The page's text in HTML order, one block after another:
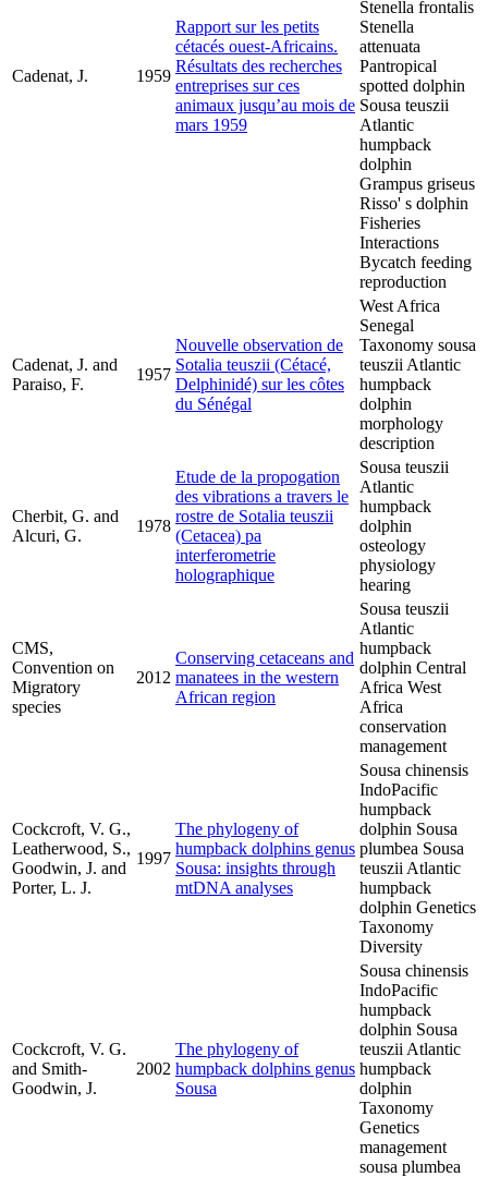
Cadenat, J. 1959
Rapport sur les petits
cétacés ouest-Africains.
Résultats des recherches
entreprises sur ces
animaux jusqu’au mois de
mars 1959
Stenella frontalis
Stenella
attenuata
Pantropical
spotted dolphin
Sousa teuszii
Atlantic
humpback
dolphin
Grampus griseus
Risso' s dolphin
Fisheries
Interactions
Bycatch feeding
reproduction
Cadenat, J. and
Paraiso, F.
1957
Nouvelle observation de
Sotalia teuszii (Cétacé,
Delphinidé) sur les côtes
du Sénégal
West Africa
Senegal
Taxonomy sousa
teuszii Atlantic
humpback
dolphin
morphology
description
Cherbit, G. and
Alcuri, G.
1978
Etude de la propogation
des vibrations a travers le
rostre de Sotalia teuszii
(Cetacea) pa
interferometrie
holographique
Sousa teuszii
Atlantic
humpback
dolphin
osteology
physiology
hearing
CMS,
Convention on
Migratory
species
2012
Conserving cetaceans and
manatees in the western
African region
Sousa teuszii
Atlantic
humpback
dolphin Central
Africa West
Africa
conservation
management
Cockcroft, V. G.,
Leatherwood, S.,
Goodwin, J. and
Porter, L. J.
1997
The phylogeny of
humpback dolphins genus
Sousa: insights through
mtDNA analyses
Sousa chinensis
IndoPacific
humpback
dolphin Sousa
plumbea Sousa
teuszii Atlantic
humpback
dolphin Genetics
Taxonomy
Diversity
Cockcroft, V. G.
and Smith-
Goodwin, J.
2002
The phylogeny of
humpback dolphins genus
Sousa
Sousa chinensis
IndoPacific
humpback
dolphin Sousa
teuszii Atlantic
humpback
dolphin
Taxonomy
Genetics
management
sousa plumbea